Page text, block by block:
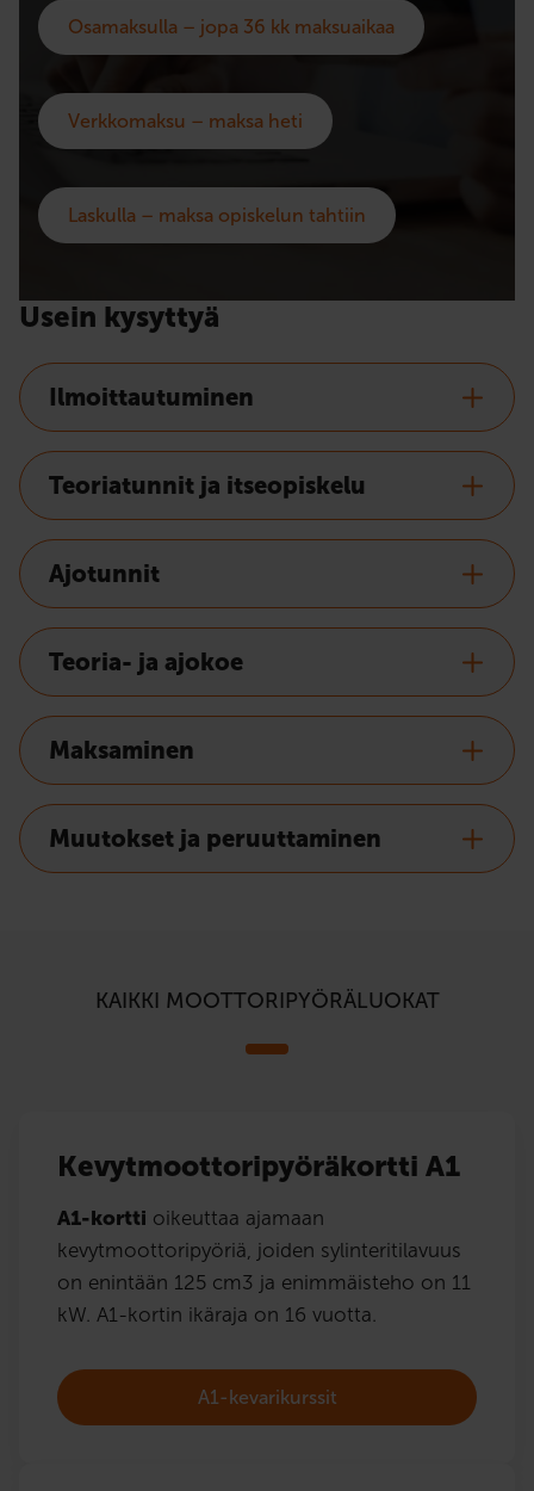
Osamaksulla – jopa 36 kk maksuaikaa
Verkkomaksu – maksa heti
Laskulla – maksa opiskelun tahtiin
Usein kysyttyä
Ilmoittautuminen
Teoriatunnit ja itseopiskelu
Ajotunnit
Teoria- ja ajokoe
Maksaminen
Muutokset ja peruuttaminen
KAIKKI MOOTTORIPYÖRÄLUOKAT
Kevytmoottoripyöräkortti A1
A1-kortti oikeuttaa ajamaan
kevytmoottoripyöriä, joiden sylinteritilavuus
on enintään 125 cm3 ja enimmäisteho on 11
kW. A1-kortin ikäraja on 16 vuotta.
A1-kevarikurssit